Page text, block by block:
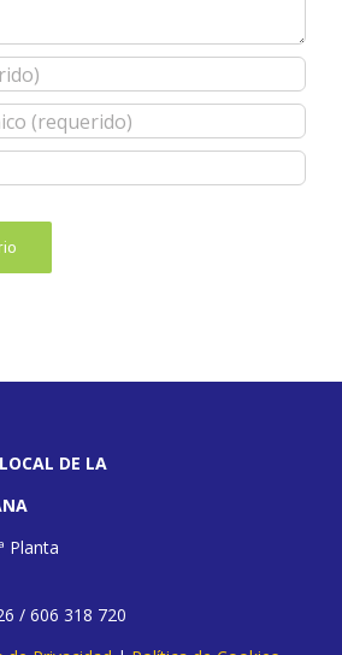
DE LA
Planta
/ 606 318 720